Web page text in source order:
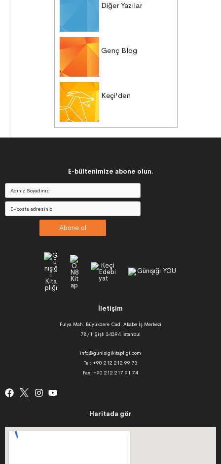
Diğer Yazılar
Genç Blog
Keçi'den
E-bültenimize abone olun.
Abone ol
İletişim
Fulya Mah. Büyükdere Cad. Akabe İş Merkezi
78/1 Şişli 34394 İstanbul
info@gunisigikitapligi.com
Tel: +90 212 212 99 73
Fax: +90 212 217 91 74
Haritada gör